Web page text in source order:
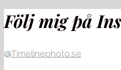
Följ mig på
@Timelinephoto.se